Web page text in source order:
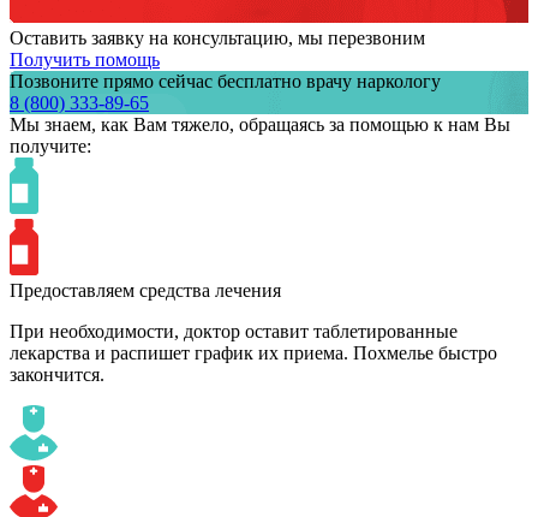
Оставить заявку на консультацию, мы перезвоним
Получить помощь
Позвоните прямо сейчас бесплатно врачу наркологу
8 (800) 333-89-65
Мы знаем, как Вам тяжело, обращаясь за помощью к нам Вы
получите:
Предоставляем средства лечения
При необходимости, доктор оставит таблетированные
лекарства и распишет график их приема. Похмелье быстро
закончится.